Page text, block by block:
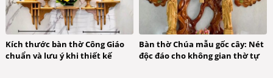
Kích thước bàn thờ Công Giáo
chuẩn và lưu ý khi thiết kế
Bàn thờ Chúa mẫu gốc cây: Nét
độc đáo cho không gian thờ tự